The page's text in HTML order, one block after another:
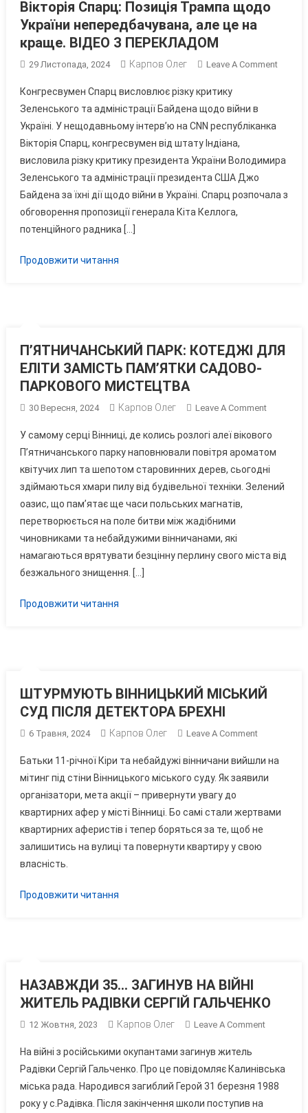
Вікторія Спарц: Позиція Трампа щодо
України непередбачувана, але це на
краще. ВІДЕО З ПЕРЕКЛАДОМ
29 Листопада, 2024 Карпов Олег Leave A CommentOn
України
Але
Конгресвумен Спарц висловлює різку критику
Зеленського та адміністрації Байдена щодо війни в
Україні. У нещодавньому інтерв’ю на CNN республіканка
Вікторія Спарц, конгресвумен від штату Індіана,
висловила різку критику президента України Володимира
Зеленського та адміністрації президента США Джо
Байдена за їхні дії щодо війни в Україні. Спарц розпочала з
обговорення пропозиції генерала Кіта Келлога,
потенційного радника […]
Продовжити читання
П’ЯТНИЧАНСЬКИЙ ПАРК: КОТЕДЖІ ДЛЯ
ЕЛІТИ ЗАМІСТЬ ПАМ’ЯТКИ САДОВО-
ПАРКОВОГО МИСТЕЦТВА
30 Вересня, 2024 Карпов Олег Leave A CommentOn
ПАРК:
КОТЕДЖІ
ДЛЯ
ЕЛІТИ
У самому серці Вінниці, де колись розлогі алеї вікового
П’ятничанського парку наповнювали повітря ароматом
квітучих лип та шепотом старовинних дерев, сьогодні
здіймаються хмари пилу від будівельної техніки. Зелений
оазис, що пам’ятає ще часи польських магнатів,
перетворюється на поле битви між жадібними
чиновниками та небайдужими вінничанами, які
намагаються врятувати безцінну перлину свого міста від
безжального знищення. […]
Продовжити читання
ШТУРМУЮТЬ ВІННИЦЬКИЙ МІСЬКИЙ
СУД ПІСЛЯ ДЕТЕКТОРА БРЕХНІ
6 Травня, 2024 Карпов Олег Leave A CommentOn
МІСЬКИЙ
ПІСЛЯ
ДЕТЕКТОРА
БРЕХНІ
Батьки 11-річної Кіри та небайдужі вінничани вийшли на
мітинг під стіни Вінницького міського суду. Як заявили
організатори, мета акції – привернути увагу до
квартирних афер у місті Вінниці. Бо самі стали жертвами
квартирних аферистів і тепер боряться за те, щоб не
залишитись на вулиці та повернути квартиру у свою
власність.
Продовжити читання
НАЗАВЖДИ 35… ЗАГИНУВ НА ВІЙНІ
ЖИТЕЛЬ РАДІВКИ СЕРГІЙ ГАЛЬЧЕНКО
12 Жовтня, 2023 Карпов Олег Leave A CommentOn
ЗАГИНУВ
НА
На війні з російськими окупантами загинув житель
Радівки Сергій Гальченко. Про це повідомляє Калинівська
міська рада. Народився загиблий Герой 31 березня 1988
року у с.Радівка. Після закінчення школи поступив на